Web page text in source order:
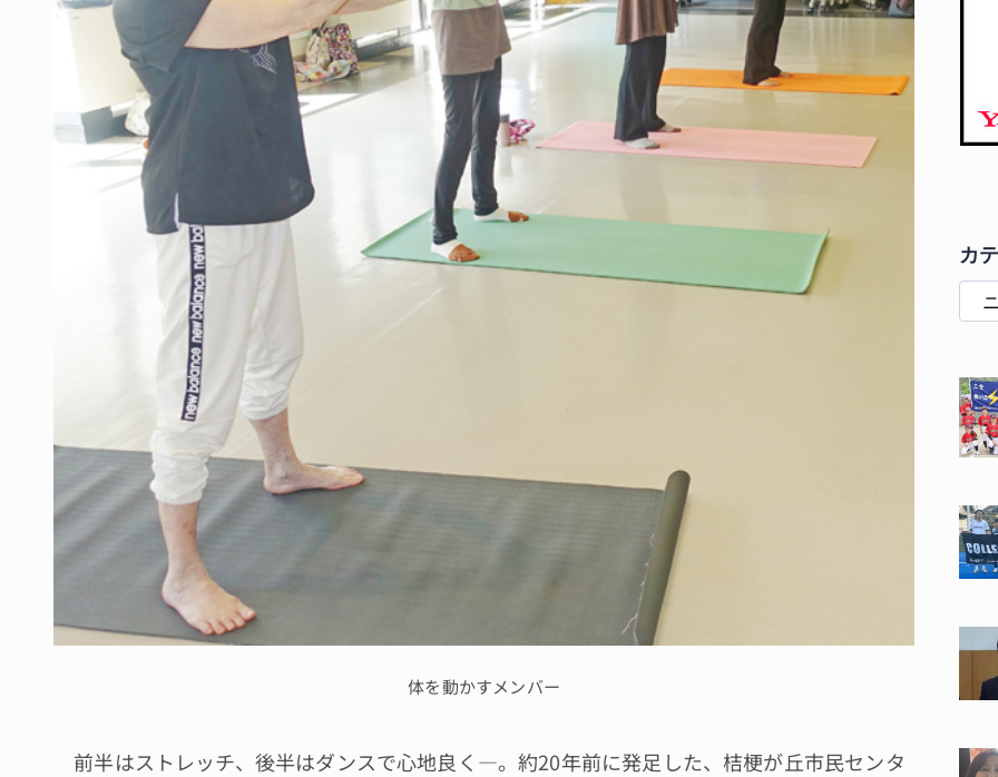
体を動かすメンバー
前半はストレッチ、後半はダンスで心地良く―。約20年前に発足した、桔梗が丘市民センタ
カ